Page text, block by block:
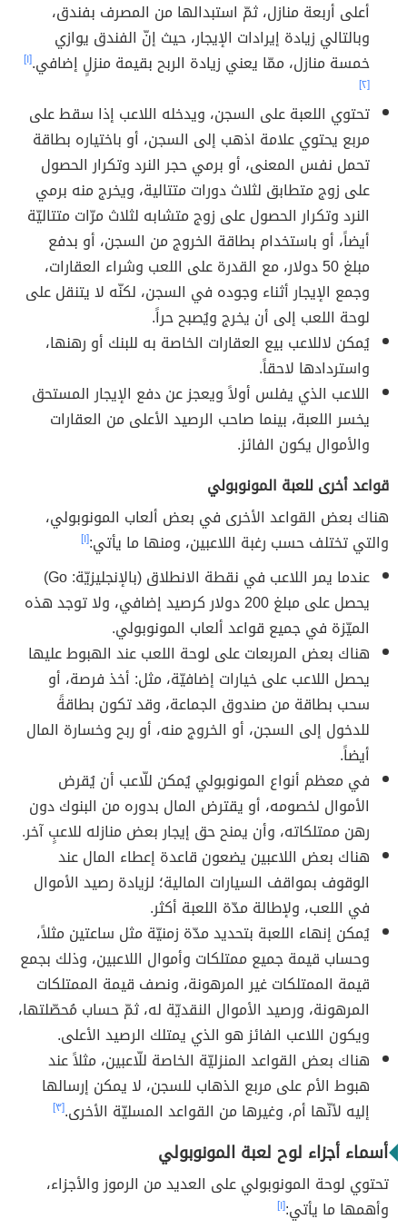
أعلى أربعة منازل، ثمّ استبدالها من المصرف بفندق،
وبالتالي زيادة إيرادات الإيجار، حيث إنّ الفندق يوازي
خمسة منازل، ممّا يعني زيادة الربح بقيمة منزلٍ إضافي.[١]
[٢]
تحتوي اللعبة على السجن، ويدخله اللاعب إذا سقط على
مربع يحتوي علامة اذهب إلى السجن، أو باختياره بطاقة
تحمل نفس المعنى، أو برمي حجر النرد وتكرار الحصول
على زوج متطابق لثلاث دورات متتالية، ويخرج منه برمي
النرد وتكرار الحصول على زوج متشابه لثلاث مرّات متتاليّة
أيضاً، أو باستخدام بطاقة الخروج من السجن، أو بدفع
مبلغ 50 دولار، مع القدرة على اللعب وشراء العقارات،
وجمع الإيجار أثناء وجوده في السجن، لكنّه لا يتنقل على
لوحة اللعب إلى أن يخرج ويُصبح حراً.
يُمكن لاللاعب بيع العقارات الخاصة به للبنك أو رهنها،
واستردادها لاحقاً.
اللاعب الذي يفلس أولاً ويعجز عن دفع الإيجار المستحق
يخسر اللعبة، بينما صاحب الرصيد الأعلى من العقارات
والأموال يكون الفائز.
قواعد أخرى للعبة المونوبولي
هناك بعض القواعد الأخرى في بعض ألعاب المونوبولي،
والتي تختلف حسب رغبة اللاعبين، ومنها ما يأتي:[١]
عندما يمر اللاعب في نقطة الانطلاق (بالإنجليزيّة: Go)
يحصل على مبلغ 200 دولار كرصيد إضافي، ولا توجد هذه
الميّزة في جميع قواعد ألعاب المونوبولي.
هناك بعض المربعات على لوحة اللعب عند الهبوط عليها
يحصل اللاعب على خيارات إضافيّة، مثل: أخذ فرصة، أو
سحب بطاقة من صندوق الجماعة، وقد تكون بطاقةً
للدخول إلى السجن، أو الخروج منه، أو ربح وخسارة المال
أيضاً.
في معظم أنواع المونوبولي يُمكن للّاعب أن يُقرض
الأموال لخصومه، أو يقترض المال بدوره من البنوك دون
رهن ممتلكاته، وأن يمنح حق إيجار بعض منازله للاعبٍ آخر.
هناك بعض اللاعبين يضعون قاعدة إعطاء المال عند
الوقوف بمواقف السيارات المالية؛ لزيادة رصيد الأموال
في اللعب، ولإطالة مدّة اللعبة أكثر.
يُمكن إنهاء اللعبة بتحديد مدّة زمنيّة مثل ساعتين مثلاً،
وحساب قيمة جميع ممتلكات وأموال اللاعبين، وذلك بجمع
قيمة الممتلكات غير المرهونة، ونصف قيمة الممتلكات
المرهونة، ورصيد الأموال النقديّة له، ثمّ حساب مُحصّلتها،
ويكون اللاعب الفائز هو الذي يمتلك الرصيد الأعلى.
هناك بعض القواعد المنزليّة الخاصة للّاعبين، مثلاً عند
هبوط الأم على مربع الذهاب للسجن، لا يمكن إرسالها
إليه لأنّها أم، وغيرها من القواعد المسليّة الأخرى.[٣]
أسماء أجزاء لوح لعبة المونوبولي
تحتوي لوحة المونوبولي على العديد من الرموز والأجزاء،
وأهمها ما يأتي:[١]